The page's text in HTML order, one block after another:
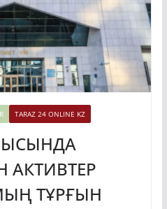
TARAZ 24 ONLINE KZ
АКТИВТЕР
ТҰРҒЫН